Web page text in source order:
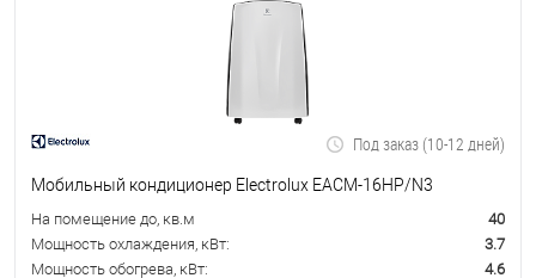
Под заказ (10-12 дней)
Мобильный кондиционер Electrolux EACM-16HP/N3
На помещение до, кв.м
40
Мощность охлаждения, кВт:
3.7
Мощность обогрева, кВт:
4.6